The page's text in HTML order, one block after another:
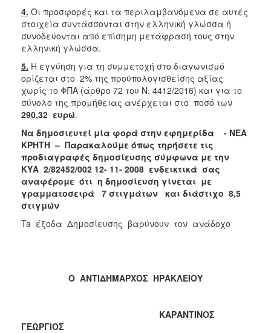
4. Οι προσφορές και τα περιλαμβανόμενα σε αυτές
στοιχεία συντάσσονται στην ελληνική γλώσσα ή
συνοδεύονται από επίσημη μετάφρασή τους στην
ελληνική γλώσσα.
5. Η εγγύηση για τη συμμετοχή στο διαγωνισμό
ορίζεται στο 2% της προϋπολογισθείσης αξίας
χωρίς το ΦΠΑ (άρθρο 72 του Ν. 4412/2016) και για το
σύνολο της προμήθειας ανέρχεται στο ποσό των
290,32 ευρώ.
Να δημοσιευτεί μία φορά στην εφημερίδα - ΝΕΑ
ΚΡΗΤΗ – Παρακαλούμε όπως τηρήσετε τις
προδιαγραφές δημοσίευσης σύμφωνα με την
ΚΥΑ 2/82452/002 12- 11- 2008 ενδεικτικά σας
αναφέρομε ότι η δημοσίευση γίνεται με
γραμματοσειρά 7 στιγμάτων και διάστιχο 8,5
στιγμών
Ta έξοδα Δημοσίευσης βαρύνουν τον ανάδοχο
Ο ΑΝΤΙΔΗΜΑΡΧΟΣ ΗΡΑΚΛΕΙΟΥ
ΚΑΡΑΝΤΙΝΟΣ
ΓΕΩΡΓΙΟΣ